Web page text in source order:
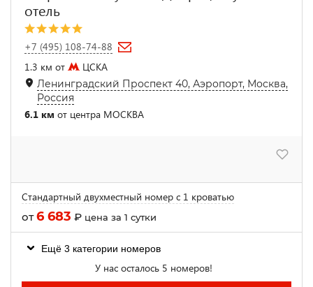
отель
+7 (495) 108-74-88
1.3 км от
ЦСКА
Ленинградский Проспект 40, Аэропорт, Москва,
Россия
6.1 км от центра МОСКВА
Стандартный двухместный номер с 1 кроватью
от6 683 ₽ цена за 1 сутки
Ещё 3 категории номеров
У нас осталось 5 номеров!